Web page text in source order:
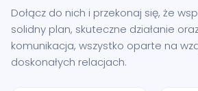
Dołącz do nich i przekonaj się, że
solidny plan, skuteczne działanie
komunikacja, wszystko oparte na
doskonałych relacjach.